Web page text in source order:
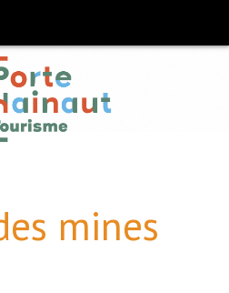
mines